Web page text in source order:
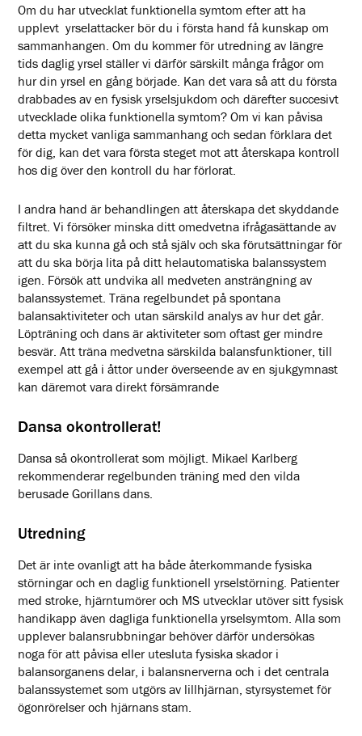
Om du har utvecklat funktionella symtom efter att ha
upplevt yrselattacker bör du i första hand få kunskap om
sammanhangen. Om du kommer för utredning av längre
tids daglig yrsel ställer vi därför särskilt många frågor om
hur din yrsel en gång började. Kan det vara så att du första
drabbades av en fysisk yrselsjukdom och därefter succesivt
utvecklade olika funktionella symtom? Om vi kan påvisa
detta mycket vanliga sammanhang och sedan förklara det
för dig, kan det vara första steget mot att återskapa kontroll
hos dig över den kontroll du har förlorat.
I andra hand är behandlingen att återskapa det skyddande
filtret. Vi försöker minska ditt omedvetna ifrågasättande av
att du ska kunna gå och stå själv och ska förutsättningar för
att du ska börja lita på ditt helautomatiska balanssystem
igen. Försök att undvika all medveten ansträngning av
balanssystemet. Träna regelbundet på spontana
balansaktiviteter och utan särskild analys av hur det går.
Löpträning och dans är aktiviteter som oftast ger mindre
besvär. Att träna medvetna särskilda balansfunktioner, till
exempel att gå i åttor under överseende av en sjukgymnast
kan däremot vara direkt försämrande
Dansa okontrollerat!
Dansa så okontrollerat som möjligt. Mikael Karlberg
rekommenderar regelbunden träning med den vilda
berusade Gorillans dans.
Utredning
Det är inte ovanligt att ha både återkommande fysiska
störningar och en daglig funktionell yrselstörning. Patienter
med stroke, hjärntumörer och MS utvecklar utöver sitt fysisk
handikapp även dagliga funktionella yrselsymtom. Alla som
upplever balansrubbningar behöver därför undersökas
noga för att påvisa eller utesluta fysiska skador i
balansorganens delar, i balansnerverna och i det centrala
balanssystemet som utgörs av lillhjärnan, styrsystemet för
ögonrörelser och hjärnans stam.